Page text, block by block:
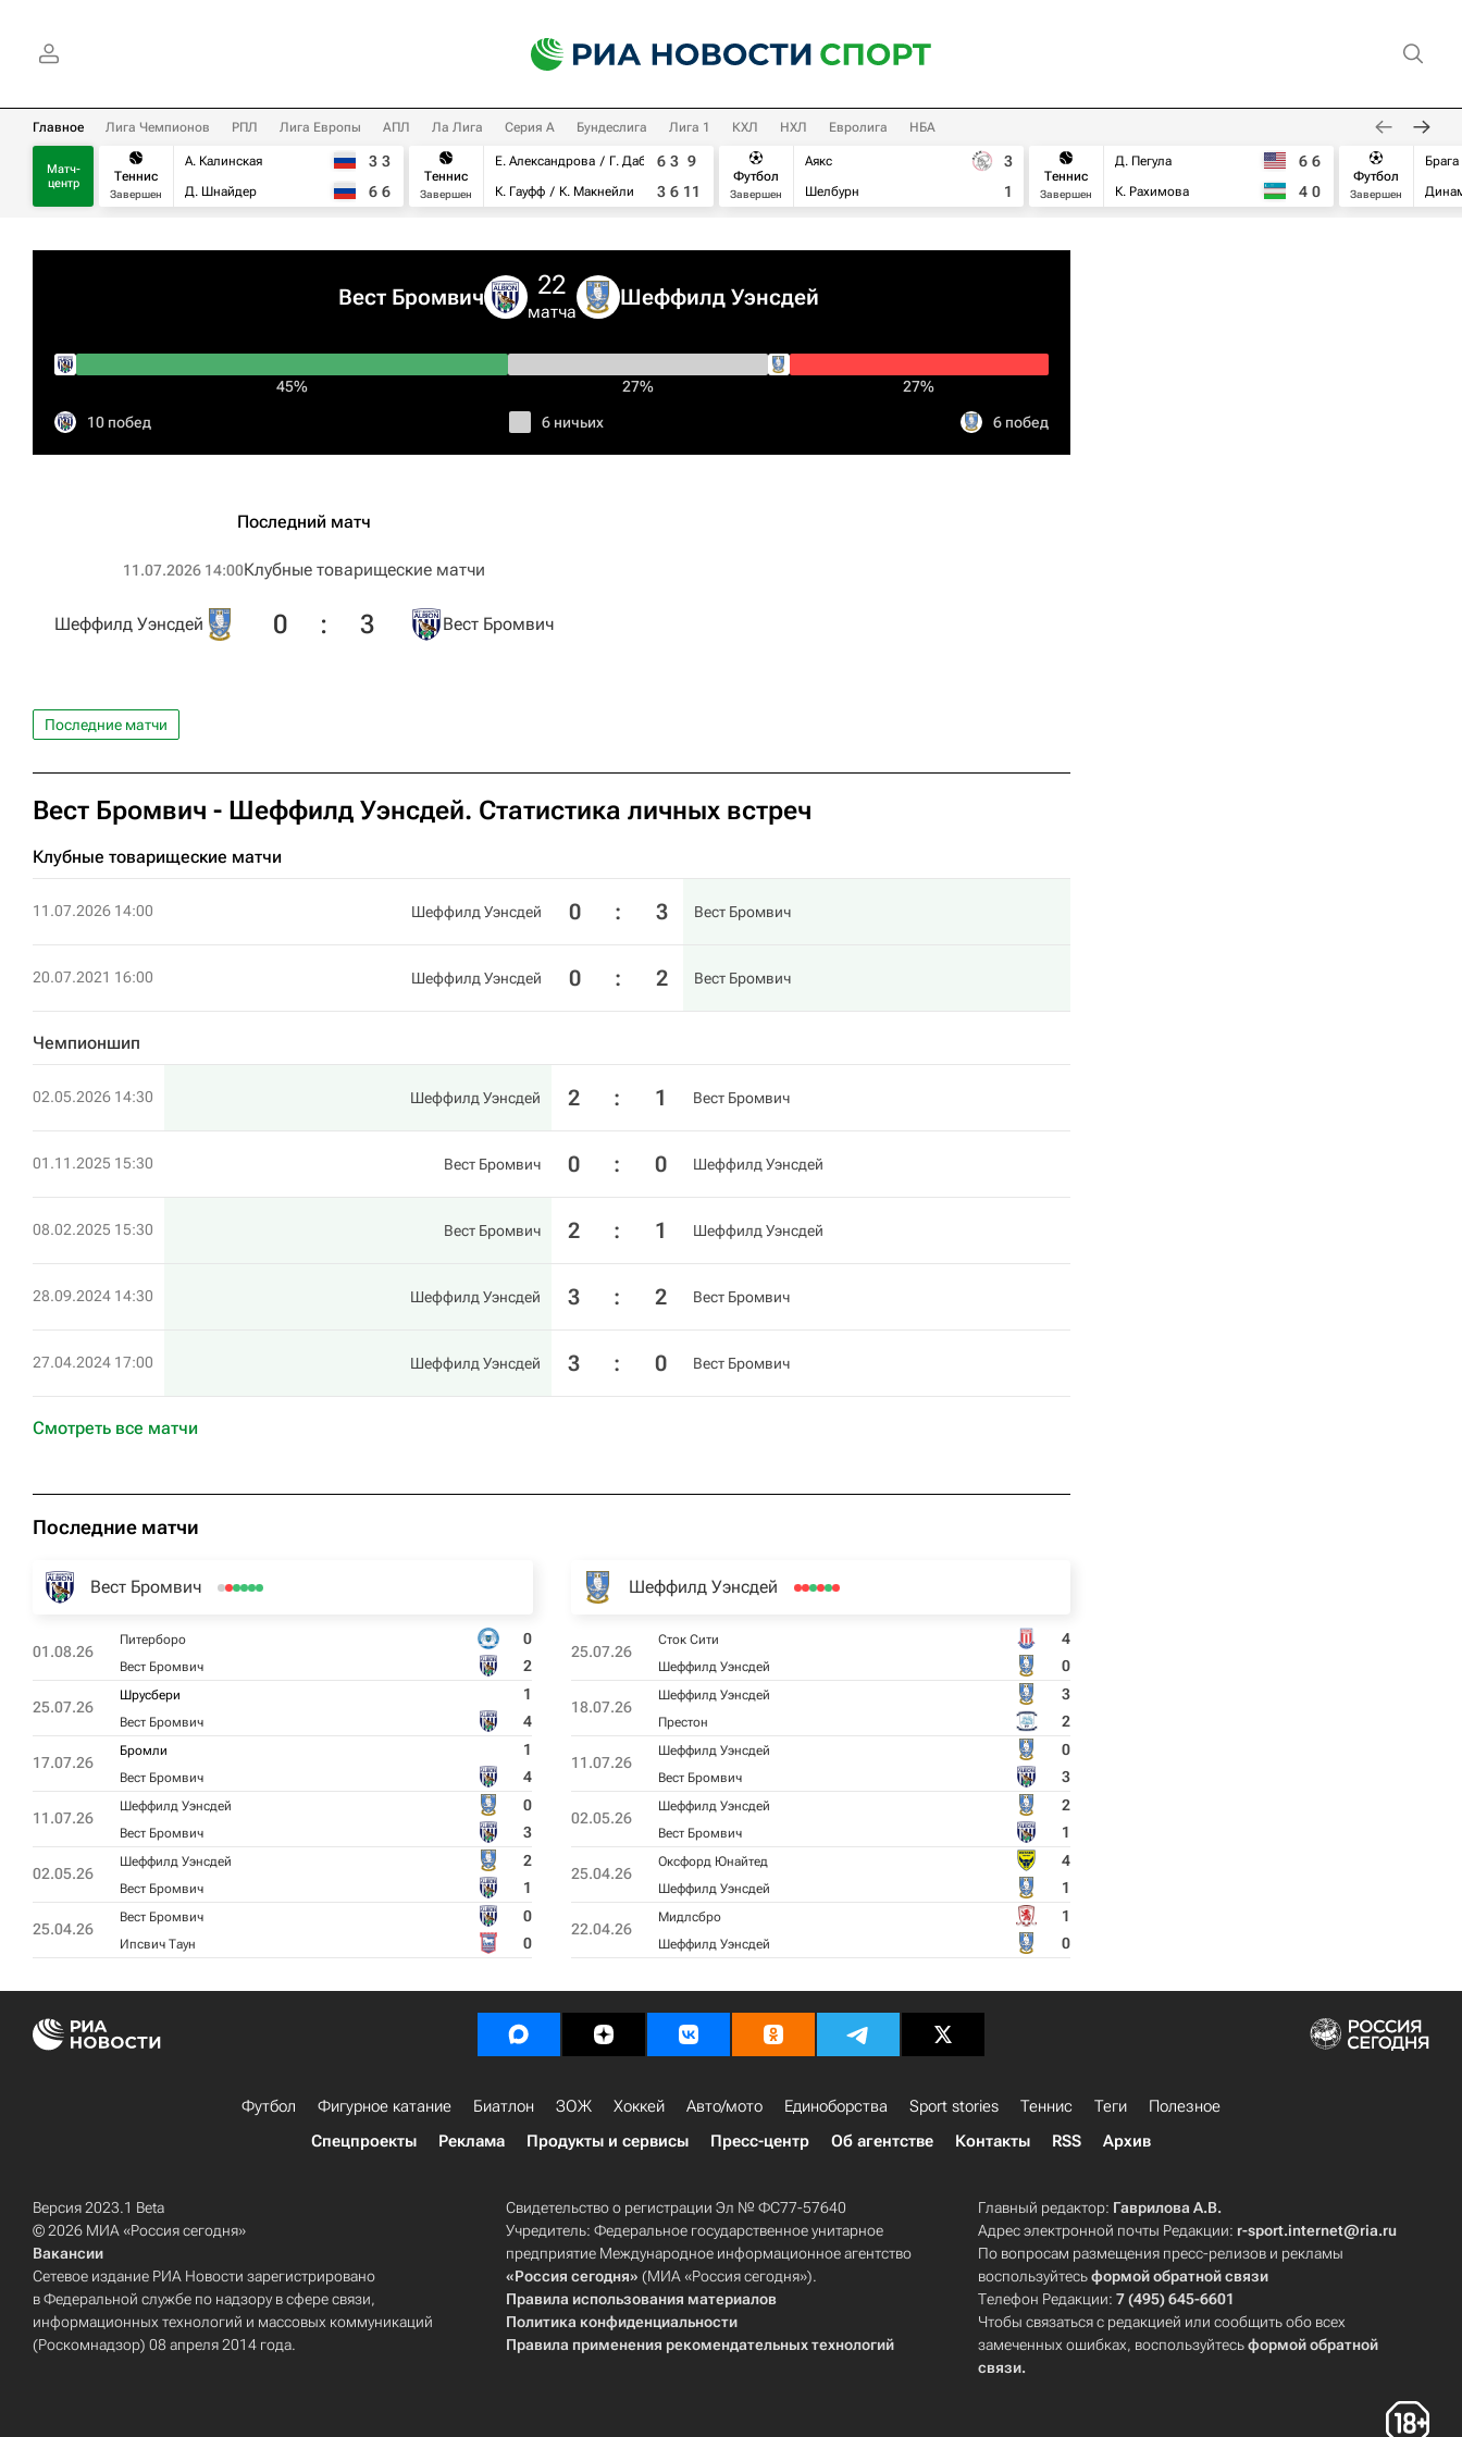
Главное Лига Чемпионов РПЛ Лига Европы АПЛ Ла Лига Серия А Бундеслига Лига 1 КХЛ НХЛ Евролига НБА
Матч-
центр
Теннис
Завершен
А. Калинская
Д. Шнайдер
3 3
6 6
Теннис
Завершен
Е. Александрова
Г. Дабровски
К. Гауфф
К. Макнейли
6 3 9
3 6 11
Футбол
Завершен
Аякс
Шелбурн
3
1
Теннис
Завершен
Д. Пегула
К. Рахимова
6 6
4 0
Футбол
Завершен
Брага
Вест Бромвич 22
матча
Шеффилд Уэнсдей
45% 27% 27%
10 побед 6 ничьих 6 побед
Последний матч
11.07.2026 14:00Клубные товарищеские матчи
Шеффилд Уэнсдей 0 : 3 Вест Бромвич
Последние матчи
Вест Бромвич - Шеффилд Уэнсдей. Статистика личных встреч
Клубные товарищеские матчи
11.07.2026 14:00 Шеффилд Уэнсдей 0 : 3 Вест Бромвич
20.07.2021 16:00 Шеффилд Уэнсдей 0 : 2 Вест Бромвич
Чемпионшип
02.05.2026 14:30 Шеффилд Уэнсдей 2 : 1 Вест Бромвич
01.11.2025 15:30 Вест Бромвич 0 : 0 Шеффилд Уэнсдей
08.02.2025 15:30 Вест Бромвич 2 : 1 Шеффилд Уэнсдей
28.09.2024 14:30 Шеффилд Уэнсдей 3 : 2 Вест Бромвич
27.04.2024 17:00 Шеффилд Уэнсдей 3 : 0 Вест Бромвич
Смотреть все матчи
Последние матчи
Вест Бромвич
01.08.26
Питерборо 0
Вест Бромвич 2
25.07.26
Шрусбери 1
Вест Бромвич 4
17.07.26
Бромли 1
Вест Бромвич 4
11.07.26
Шеффилд Уэнсдей 0
Вест Бромвич 3
02.05.26
Шеффилд Уэнсдей 2
Вест Бромвич 1
25.04.26
Вест Бромвич 0
Ипсвич Таун 0
Шеффилд Уэнсдей
25.07.26
Сток Сити 4
Шеффилд Уэнсдей 0
18.07.26
Шеффилд Уэнсдей 3
Престон 2
11.07.26
Шеффилд Уэнсдей 0
Вест Бромвич 3
02.05.26
Шеффилд Уэнсдей 2
Вест Бромвич 1
25.04.26
Оксфорд Юнайтед 4
Шеффилд Уэнсдей 1
22.04.26
Мидлсбро 1
Шеффилд Уэнсдей 0
Футбол Фигурное катание Биатлон ЗОЖ Хоккей Авто/мото Единоборства Sport stories Теннис Теги
Полезное
Спецпроекты
Реклама Продукты и сервисы Пресс-центр Об агентстве Контакты RSS Архив
Версия 2023.1 Beta
© 2026 МИА «Россия сегодня»
Вакансии
Сетевое издание РИА Новости зарегистрировано
в Федеральной службе по надзору в сфере связи,
информационных технологий и массовых коммуникаций
(Роскомнадзор) 08 апреля 2014 года.
Свидетельство о регистрации Эл № ФС77-57640
Учредитель: Федеральное государственное унитарное
предприятие Международное информационное агентство
«Россия сегодня» (МИА «Россия сегодня»).
Правила использования материалов
Политика конфиденциальности
Правила применения рекомендательных технологий
Главный редактор: Гаврилова А.В.
Адрес электронной почты Редакции: r-sport.internet@ria.ru
По вопросам размещения пресс-релизов и рекламы
воспользуйтесьформой обратной связи
Телефон Редакции:7 (495) 645-6601
Чтобы связаться с редакцией или сообщить обо всех
замеченных ошибках, воспользуйтесьформой обратной
связи.